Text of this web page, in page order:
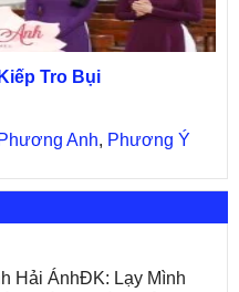
Kiếp Tro Bụi
Phương Anh, Phương Ý
Hải ÁnhĐK: Lạy Mình